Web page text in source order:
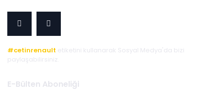
#cetinrenault etiketini kullanarak Sosyal Medya'da bizi
paylaşabilirsiniz.
E-Bülten Aboneliği